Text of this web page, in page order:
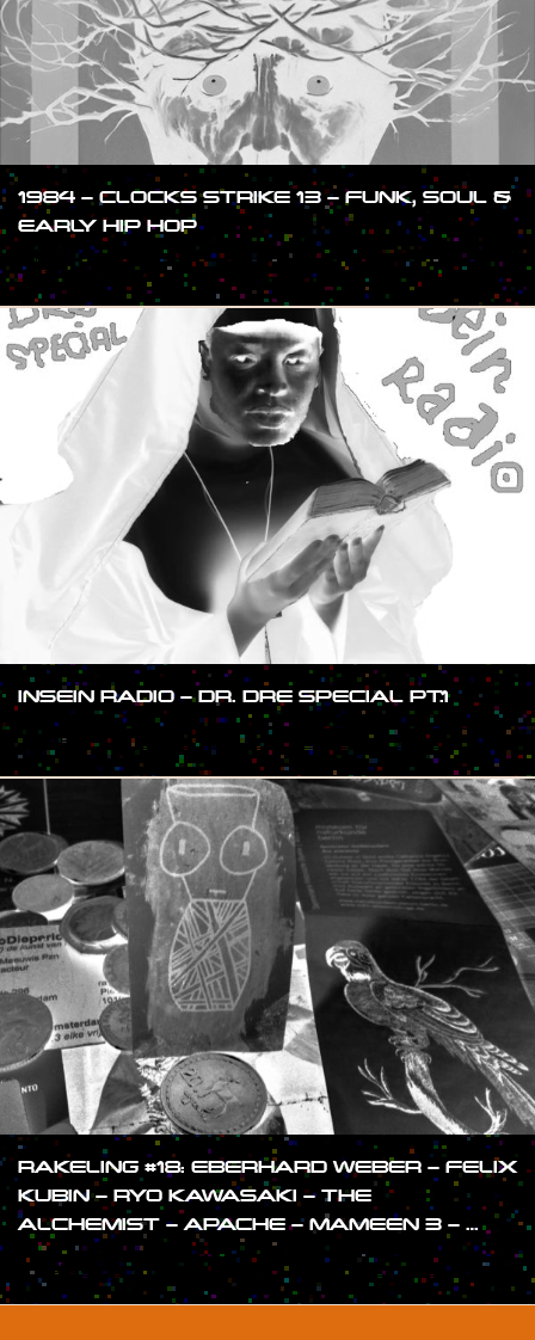
1984 – CLOCKS STRIKE 13 – FUNK, SOUL &
EARLY HIP HOP
#SHOW
INSEIN RADIO – DR. DRE SPECIAL PT.1
#SHOW
RAKELING #18: EBERHARD WEBER – FELIX
KUBIN – RYO KAWASAKI – THE
ALCHEMIST – APACHE – MAMEEN 3 – …
#SHOW